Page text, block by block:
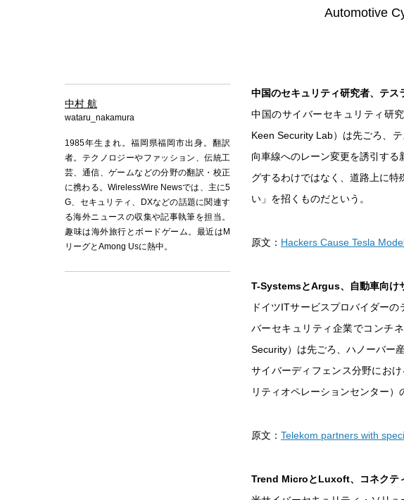
Automotive
中村 航
wataru_nakamura
1985年生まれ。福岡県福岡市出身。翻訳
者。テクノロジーやファッション、伝統工
芸、通信、ゲームなどの分野の翻訳・校正
に携わる。WirelessWire Newsでは、主に5
G、セキュリティ、DXなどの話題に関連す
る海外ニュースの収集や記事執筆を担当。
趣味は海外旅行とボードゲーム。最近はM
リーグとAmong Usに熱中。
中国のセキュリティ研究者、テ
中国のサイバーセキュリティ研
Keen Security Lab）は先ごろ、
向車線へのレーン変更を誘引す
グするわけではなく、道路上に
い」を招くものだという。
原文： Hackers Cause Tesla
T-SystemsとArgus、自動車向け
ドイツITサービスプロバイダー
バーセキュリティ企業でコンチ
Security）は先ごろ、ハノーバー
サイバーディフェンス分野にお
リティオペレーションセンター）
原文： Telekom partners with
Trend MicroとLuxoft、コネクテ